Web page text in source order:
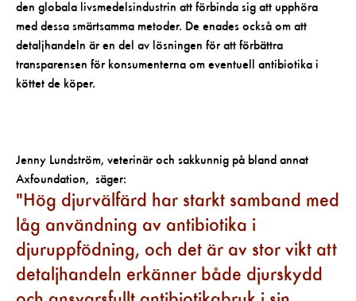
den globala livsmedelsindustrin att förbinda sig att upphöra
med dessa smärtsamma metoder. De enades också om att
detaljhandeln är en del av lösningen för att förbättra
transparensen för konsumenterna om eventuell antibiotika i
köttet de köper.
Jenny Lundström, veterinär och sakkunnig på bland annat
Axfoundation, säger:
Hög djurvälfärd har starkt samband med
låg användning av antibiotika i
djuruppfödning, och det är av stor vikt att
detaljhandeln erkänner både djurskydd